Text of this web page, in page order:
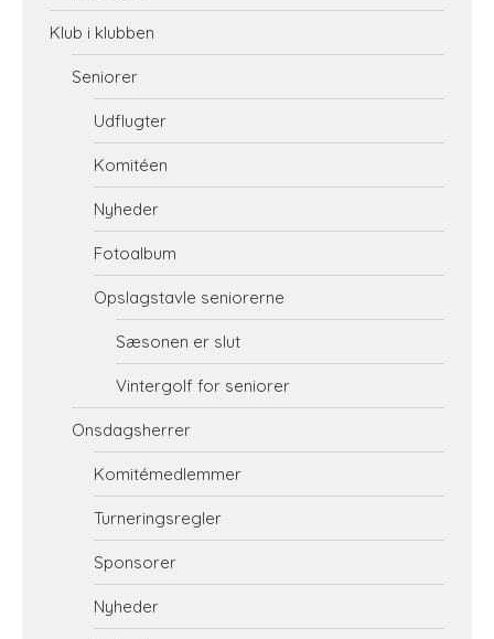
Klub i klubben
Seniorer
Udflugter
Komitéen
Nyheder
Fotoalbum
Opslagstavle seniorerne
Sæsonen er slut
Vintergolf for seniorer
Onsdagsherrer
Komitémedlemmer
Turneringsregler
Sponsorer
Nyheder